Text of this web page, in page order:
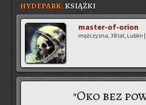
HYDEPARK:KSIĄŻKI
ma­ster-of-orion
męż­czy­zna, 38 lat, Lu­blin |
"Oko bez